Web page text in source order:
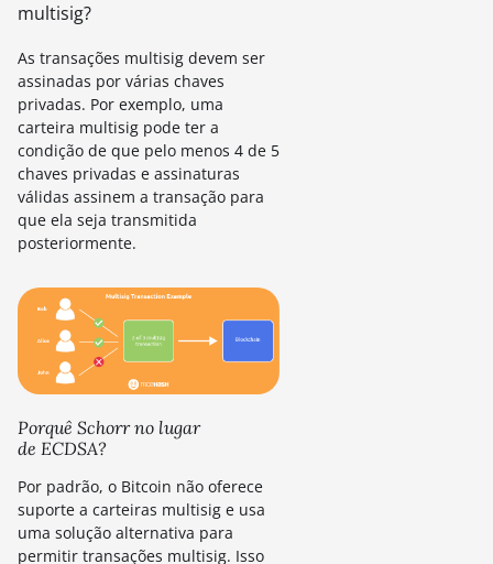
multisig?
As transações multisig devem ser
assinadas por várias chaves
privadas. Por exemplo, uma
carteira multisig pode ter a
condição de que pelo menos 4 de 5
chaves privadas e assinaturas
válidas assinem a transação para
que ela seja transmitida
posteriormente.
Porquê Schorr no lugar
de ECDSA?
Por padrão, o Bitcoin não oferece
suporte a carteiras multisig e usa
uma solução alternativa para
permitir transações multisig. Isso